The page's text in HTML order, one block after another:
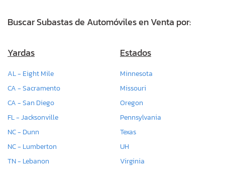
Buscar Subastas de Automóviles en Venta por:
Yardas
AL - Eight Mile
CA - Sacramento
CA - San Diego
FL - Jacksonville
NC - Dunn
NC - Lumberton
TN - Lebanon
Estados
Minnesota
Missouri
Oregon
Pennsylvania
Texas
UH
Virginia